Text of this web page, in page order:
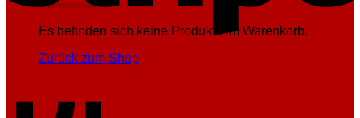
Es befinden sich keine Produkte im Warenkorb.
Zurück zum Shop